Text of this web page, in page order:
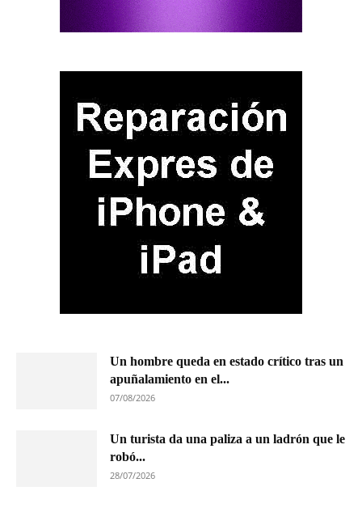
Un hombre queda en estado crítico tras un
apuñalamiento en el...
07/08/2026
Un turista da una paliza a un ladrón que le
robó...
28/07/2026